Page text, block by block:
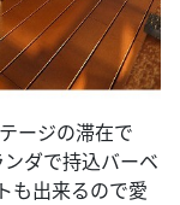
ージの滞在で
ダで持込バーベ
も出来るので愛